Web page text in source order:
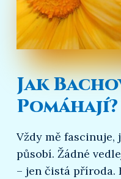
Jak
Pomáhají?
Vždy mě fascinuje,
působí. Žádné
– jen čistá příroda.